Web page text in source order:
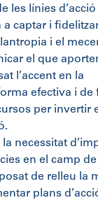
les línies d’acció
captar i
i el
el que
l’accent en la
efectiva i de
per invertir
necessitat
en el camp de
de relleu la
plans